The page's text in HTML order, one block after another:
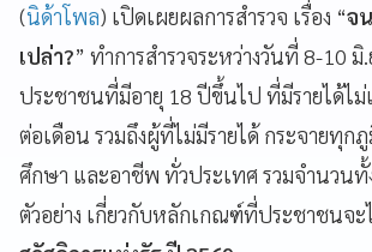
(นิด้าโพล) เปิดเผยผลการสำรวจ เรื่อง “จ
เปล่า?” ทำการสำรวจระหว่างวันที่ 8-10 มิ
ประชาชนที่มีอายุ 18 ปีขึ้นไป ที่มีรายได้ไ
ต่อเดือน รวมถึงผู้ที่ไม่มีรายได้ กระจายทุก
ศึกษา และอาชีพ ทั่วประเทศ รวมจำนวน
ตัวอย่าง เกี่ยวกับหลักเกณฑ์ที่ประชาชนจะ